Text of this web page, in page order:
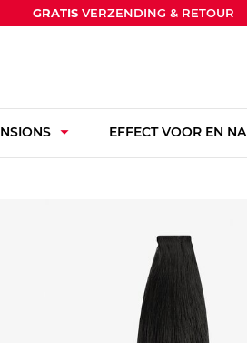
GRATISVERZENDING & RETOUR
arrow_drop_down EFFECT VOOR EN NA